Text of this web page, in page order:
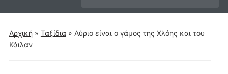
μενού
για
κινητά
Αρχική » Ταξίδια » Αύριο είναι ο γάμος της Χλόης και του
Κάιλαν